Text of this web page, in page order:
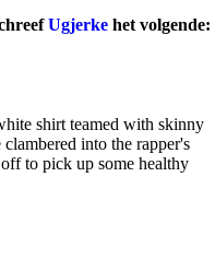
Ugjerke het volgende:
shirt teamed with skinny
clambered into the rapper's
to pick up some healthy